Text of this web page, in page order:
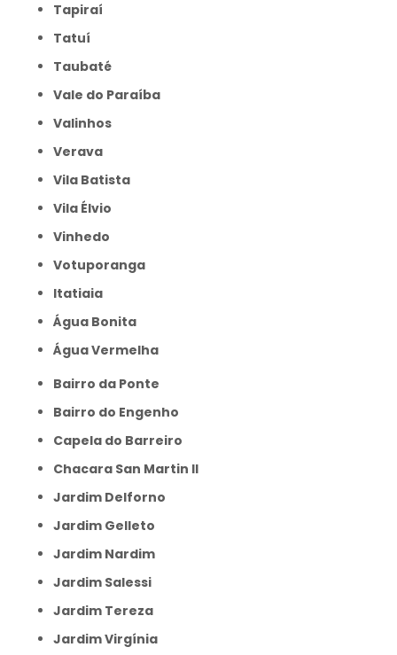
Tapiraí
Tatuí
Taubaté
Vale do Paraíba
Valinhos
Verava
Vila Batista
Vila Élvio
Vinhedo
Votuporanga
itatiaia
Água Bonita
Água Vermelha
Bairro da Ponte
Bairro do Engenho
Capela do Barreiro
Chacara San Martin II
Jardim Delforno
Jardim Gelleto
Jardim Nardim
Jardim Salessi
Jardim Tereza
Jardim Virgínia